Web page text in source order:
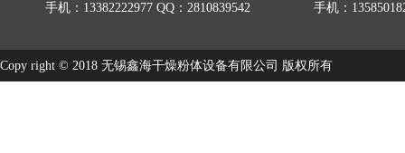
手机：13382222977 QQ：2810839542 手机：
Copy right © 2018 无锡鑫海干燥粉体设备有限公司 版权所有